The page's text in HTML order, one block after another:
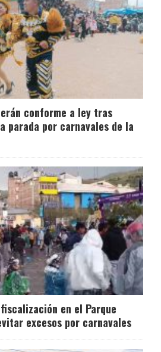
conforme a ley tras
parada por carnavales de la
en el Parque
excesos por carnavales